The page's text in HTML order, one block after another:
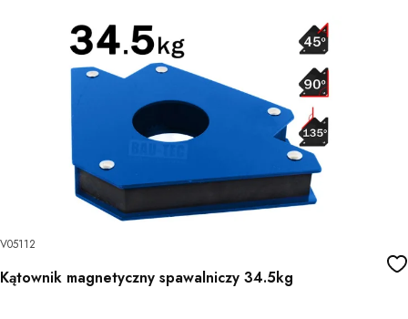
V05112
Kątownik magnetyczny spawalniczy 34.5kg